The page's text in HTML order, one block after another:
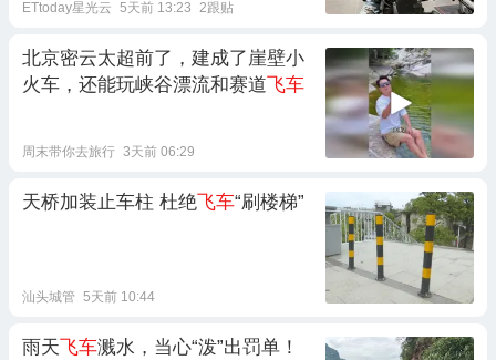
ETtoday星光云 5天前 13:23 2跟贴
北京密云太超前了，建成了崖壁小
火车，还能玩峡谷漂流和赛道飞车
周末带你去旅行 3天前 06:29
天桥加装止车柱 杜绝 飞车“刷楼梯”
汕头城管 5天前 10:44
雨天飞车溅水，当心“泼”出罚单！